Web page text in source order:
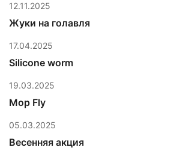
12.11.2025
Жуки на голавля
17.04.2025
Silicone worm
19.03.2025
Mop Fly
05.03.2025
Весенняя акция